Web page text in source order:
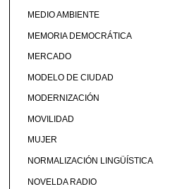
MEDIO AMBIENTE
MEMORIA DEMOCRÁTICA
MERCADO
MODELO DE CIUDAD
MODERNIZACIÓN
MOVILIDAD
MUJER
NORMALIZACIÓN LINGÜÍSTICA
NOVELDA RADIO